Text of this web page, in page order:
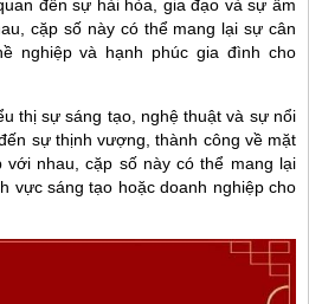
đến sự hài hòa, gia đạo và sự ấm
cặp số này có thể mang lại sự cân
nghiệp và hạnh phúc gia đình cho
thị sự sáng tạo, nghệ thuật và sự nổi
sự thịnh vượng, thành công về mặt
nhau, cặp số này có thể mang lại
vực sáng tạo hoặc doanh nghiệp cho